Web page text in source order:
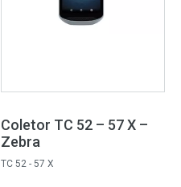
Coletor TC 52 – 57 X –
Zebra
TC 52 - 57 X